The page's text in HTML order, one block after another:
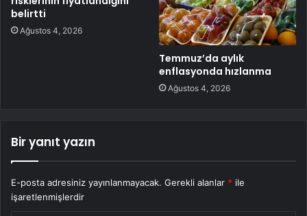
belirtti
Ağustos 4, 2026
Temmuz’da aylık
enflasyonda hızlanma
Ağustos 4, 2026
Bir yanıt yazın
E-posta adresiniz yayınlanmayacak. Gerekli alanlar * ile
işaretlenmişlerdir